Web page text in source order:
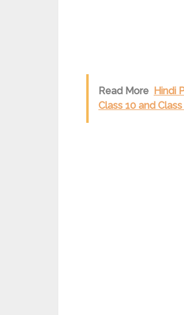
Read More Hindi
Class 10 and Class